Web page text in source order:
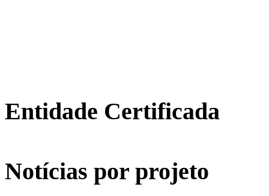
Entidade Certificada
Notícias por projeto